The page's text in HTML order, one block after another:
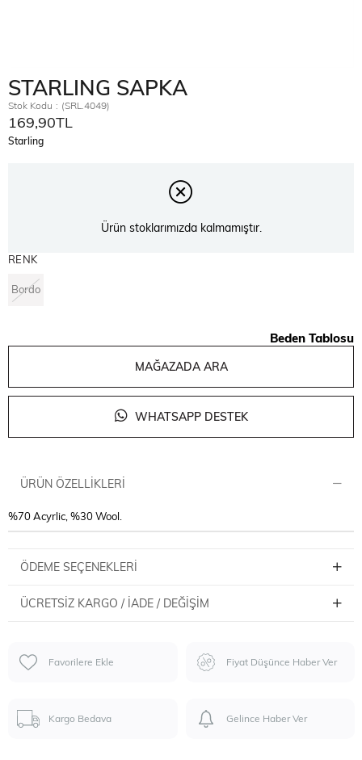
STARLING SAPKA
Stok Kodu (SRL.4049)
169,90TL
Starling
Ürün stoklarımızda kalmamıştır.
RENK
Bordo
Beden Tablosu
MAĞAZADA ARA
WHATSAPP DESTEK
ÜRÜN ÖZELLIKLERI
%70 Acyrlic, %30 Wool.
ÖDEME SEÇENEKLERI
ÜCRETSIZ KARGO / İADE / DEĞIŞIM
Favorilere Ekle Fiyat Düşünce Haber Ver
Kargo Bedava Gelince Haber Ver